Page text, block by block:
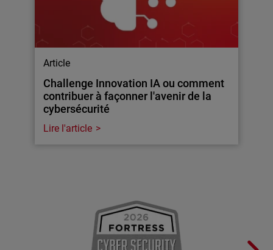
Article
Challenge Innovation IA ou comment
contribuer à façonner l'avenir de la
cybersécurité
Lire l'article